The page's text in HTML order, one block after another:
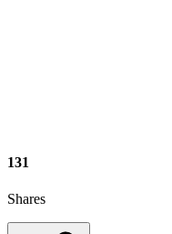
131
Shares